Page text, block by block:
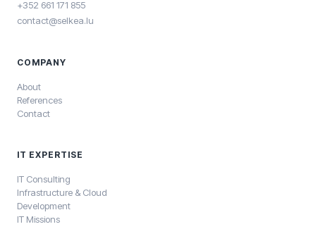
+352 661 171 855
contact@selkea.lu
COMPANY
About
References
Contact
IT EXPERTISE
IT Consulting
Infrastructure & Cloud
Development
IT Missions